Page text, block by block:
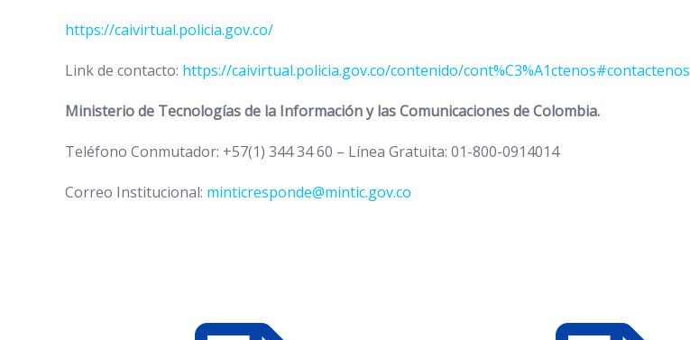
https://caivirtual.policia.gov.co/
Link de contacto: https://caivirtual.policia.gov.co/contenido/cont%C3%A1ctenos#contactenos
Ministerio de Tecnologías de la Información y las Comunicaciones de Colombia.
Teléfono Conmutador: +57(1) 344 34 60 – Línea Gratuita: 01-800-0914014
Correo Institucional: minticresponde@mintic.gov.co